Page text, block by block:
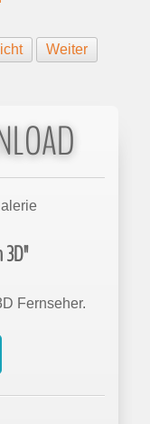
Weiter
3D"
Fernseher.